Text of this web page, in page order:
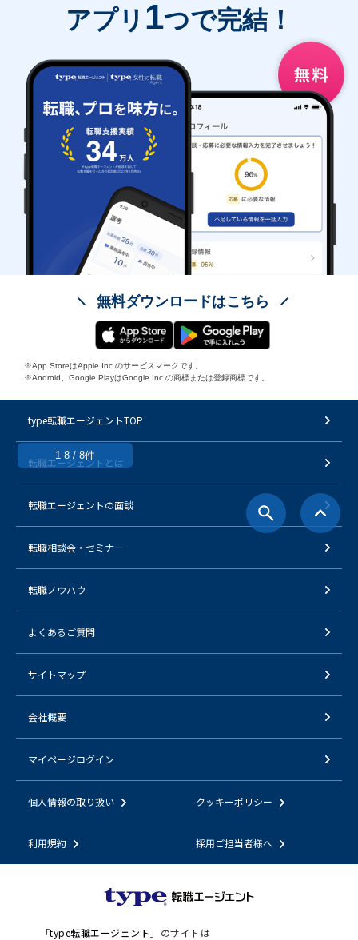
1-8 / 8件
アプリ 1つで完結！
無料ダウンロードはこちら
※App StoreはApple Inc.のサービスマークです。
※Android、Google PlayはGoogle Inc.の商標または登録商標です。
type転職エージェントTOP
転職エージェントとは
転職エージェントの面談
転職相談会・セミナー
転職ノウハウ
よくあるご質問
サイトマップ
会社概要
マイページログイン
個人情報の取り扱い クッキーポリシー
利用規約 採用ご担当者様へ
「type転職エージェント 」のサイトは